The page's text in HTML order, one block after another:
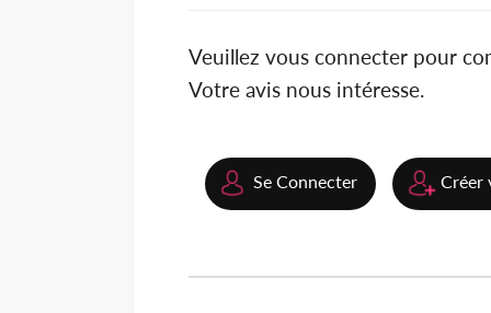
Veuillez vous connecter pour
Votre avis nous intéresse.
Se Connecter Créer